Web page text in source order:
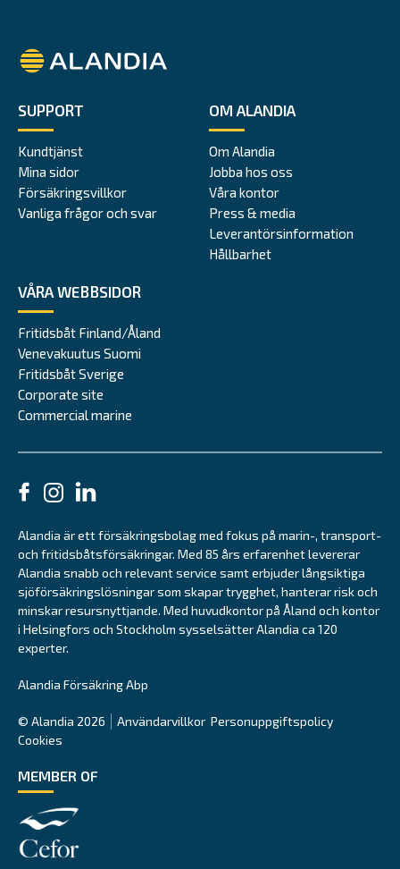
Alandia
SUPPORT
Kundtjänst
Mina sidor
Försäkringsvillkor
Vanliga frågor och svar
OM ALANDIA
Om Alandia
Jobba hos oss
Våra kontor
Press & media
Leverantörsinformation
Hållbarhet
VÅRA WEBBSIDOR
Fritidsbåt Finland/Åland
Venevakuutus Suomi
Fritidsbåt Sverige
Corporate site
Commercial marine
Alandia är ett försäkringsbolag med fokus på marin-, transport-
och fritidsbåtsförsäkringar. Med 85 års erfarenhet levererar
Alandia snabb och relevant service samt erbjuder långsiktiga
sjöförsäkringslösningar som skapar trygghet, hanterar risk och
minskar resursnyttjande. Med huvudkontor på Åland och kontor
i Helsingfors och Stockholm sysselsätter Alandia ca 120
experter.
Alandia Försäkring Abp
© Alandia 2026 Användarvillkor Personuppgiftspolicy
Cookies
MEMBER OF